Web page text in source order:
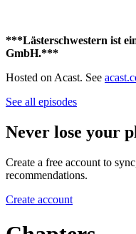
***Lästerschwestern ist
GmbH.***
Hosted on Acast. See
See all episodes
Never lose your
Create a free account to
recommendations.
Create account